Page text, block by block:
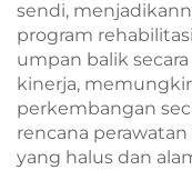
sendi,
program
umpan balik
kinerja,
perkembangan
rencana
yang halus dan